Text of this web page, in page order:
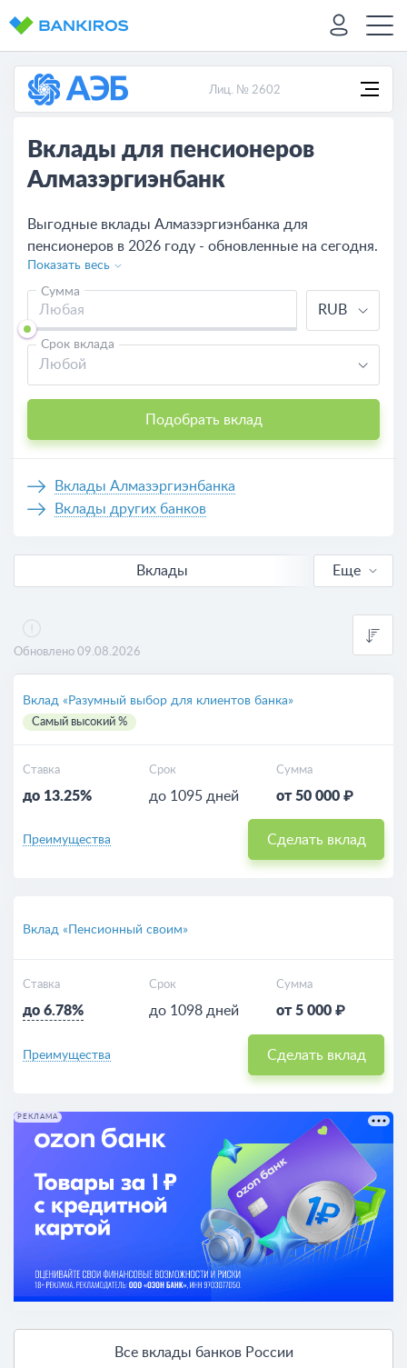
Лиц. № 2602
Вклады для пенсионеров
Алмазэргиэнбанк
Выгодные вклады Алмазэргиэнбанка для
пенсионеров в 2026 году - обновленные на сегодня.
Посмотрите условия по пенсионным вкладам в
Алмазэргиэнбанке, рассчитайте калькулятором
доходность и сравните с программами других
банков.
Показать весь
Сумма
RUB
Срок вклада
Любой
Подобрать вклад
Вклады Алмазэргиэнбанка
Вклады других банков
Вклады
Еще
Обновлено 09.08.2026
Вклад «Разумный выбор для клиентов банка»
Самый высокий %
Ставка
до 13.25%
Срок
до 1095 дней
Сумма
от 50 000 ₽
Преимущества Сделать вклад
Вклад «Пенсионный своим»
Ставка
до 6.78%
Срок
до 1098 дней
Сумма
от 5 000 ₽
Преимущества Сделать вклад
РЕКЛАМА
Все вклады банков России